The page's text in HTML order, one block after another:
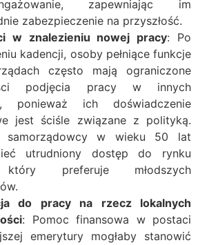
zapewniając im
zabezpieczenie na przyszłość.
w znalezieniu nowej pracy: Po
kadencji, osoby pełniące funkcje
często mają ograniczone
podjęcia pracy w innych
ponieważ ich doświadczenie
jest ściśle związane z polityką.
samorządowcy w wieku 50 lat
utrudniony dostęp do rynku
preferuje młodszych
do pracy na rzecz lokalnych
: Pomoc finansowa w postaci
emerytury mogłaby stanowić